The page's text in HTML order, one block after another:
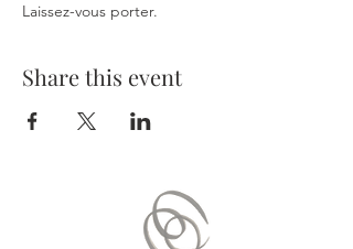
Laissez-vous porter.
Share this event